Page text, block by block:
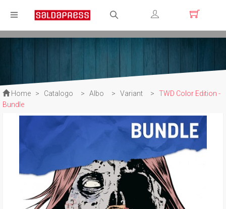
Registrati
Home > Catalogo > Albo > Variant >
TWD Color Edition -
Bundle